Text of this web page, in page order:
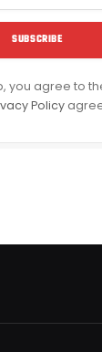
you agree to
Policy